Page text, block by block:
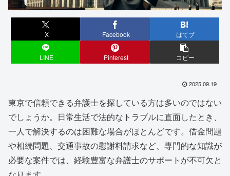
X Facebook はてブ
LINE Pinterest コピー
2025.09.19
東京で信頼できる弁護士を探している方は多いのではない
でしょうか。日常生活で法的なトラブルに直面したとき、
一人で解決するのは困難な場合がほとんどです。借金問題
や相続問題、交通事故の慰謝料請求など、専門的な知識が
必要な案件では、経験豊富な弁護士のサポートが不可欠と